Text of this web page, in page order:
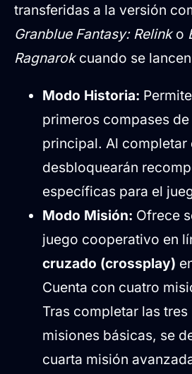
transferidas a la versión
Granblue Fantasy: Relinko
Ragnarokcuando se
Modo Historia:
primeros compases
principal. Al completar
desbloquearán
específicas para el
Modo Misión: Ofrece
juego cooperativo en
cruzado (crossplay)
Cuenta con cuatro
Tras completar las
misiones básicas, se
cuarta misión